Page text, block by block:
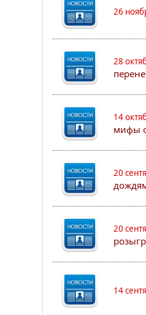
26
28
14
мифы
20
20
14